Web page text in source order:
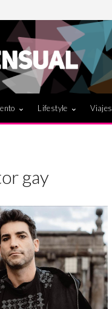
Lifestyle Viajes
gay